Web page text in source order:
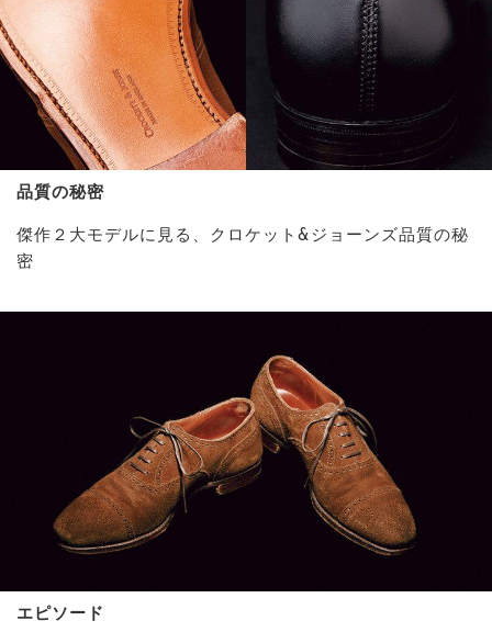
品質の秘密
傑作２大モデルに見る、クロケット&ジョーンズ品質の秘
密
エピソード